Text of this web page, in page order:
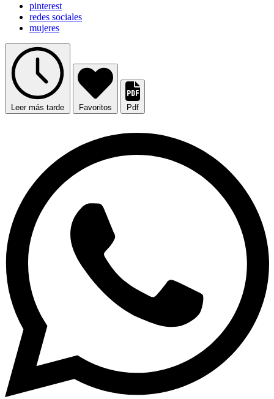
pinterest
redes sociales
mujeres
Leer más tarde Favoritos Pdf